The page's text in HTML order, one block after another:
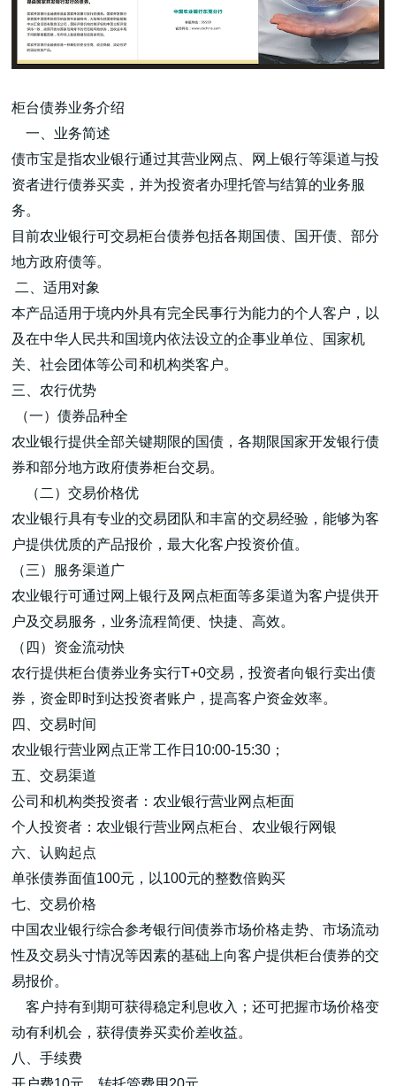
高端网站建设
广告大片形式做开发
柜台债券业务介绍
一、业务简述
债市宝是指农业银行通过其营业网点、网上银行等渠道与投
资者进行债券买卖，并为投资者办理托管与结算的业务服
务。
目前农业银行可交易柜台债券包括各期国债、国开债、部分
地方政府债等。
二、适用对象
本产品适用于境内外具有完全民事行为能力的个人客户，以
及在中华人民共和国境内依法设立的企事业单位、国家机
关、社会团体等公司和机构类客户。
三、农行优势
（一）债券品种全
农业银行提供全部关键期限的国债，各期限国家开发银行债
券和部分地方政府债券柜台交易。
（二）交易价格优
农业银行具有专业的交易团队和丰富的交易经验，能够为客
户提供优质的产品报价，最大化客户投资价值。
（三）服务渠道广
农业银行可通过网上银行及网点柜面等多渠道为客户提供开
户及交易服务，业务流程简便、快捷、高效。
（四）资金流动快
农行提供柜台债券业务实行T+0交易，投资者向银行卖出债
券，资金即时到达投资者账户，提高客户资金效率。
四、交易时间
农业银行营业网点正常工作日10:00-15:30；
五、交易渠道
公司和机构类投资者：农业银行营业网点柜面
个人投资者：农业银行营业网点柜台、农业银行网银
六、认购起点
单张债券面值100元，以100元的整数倍购买
七、交易价格
中国农业银行综合参考银行间债券市场价格走势、市场流动
性及交易头寸情况等因素的基础上向客户提供柜台债券的交
易报价。
客户持有到期可获得稳定利息收入；还可把握市场价格变
动有利机会，获得债券买卖价差收益。
八、手续费